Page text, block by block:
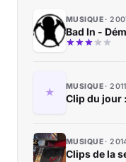
MUSIQUE
Bad In -
MUSIQUE 2011
Clip du jour
MUSIQUE
Clips de la